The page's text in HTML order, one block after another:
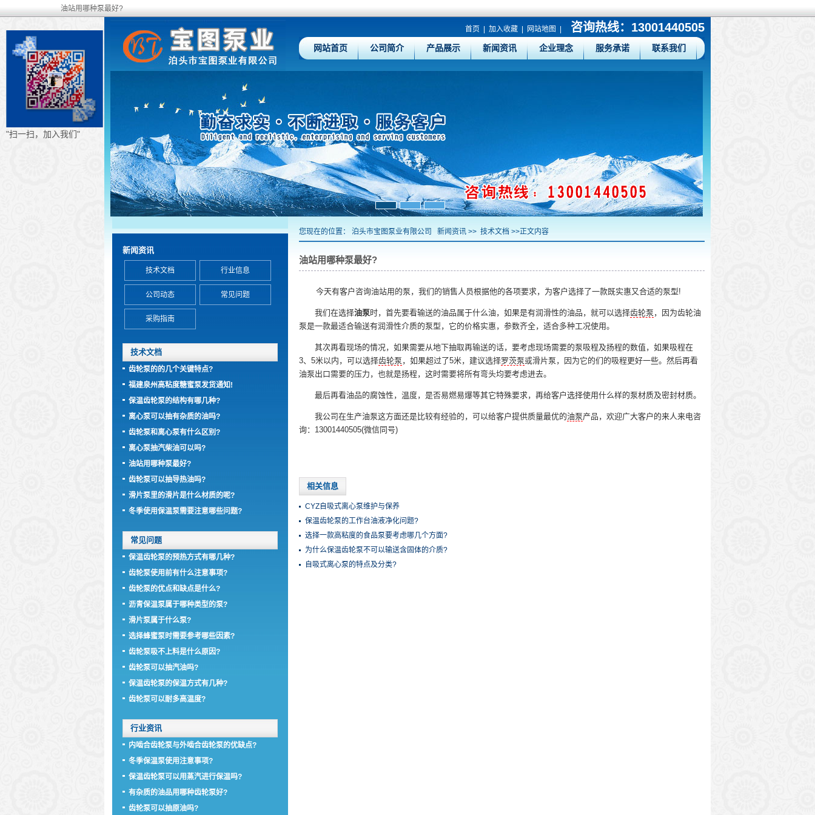
油站用哪种泵最好?
首页 加入收藏 网站地图 咨询热线：13001440505
网站首页 公司简介 产品展示 新闻资讯 企业理念 服务承诺 联系我们
您现在的位置： 泊头市宝图泵业有限公司 新闻资讯 >> 技术文档 >>正文内容
油站用哪种泵最好?
今天有客户咨询油站用的泵，我们的销售人员根据他的各项要求，为客户选择了一款既实惠又合适的泵型!
我们在选择油泵时，首先要看输送的油品属于什么油，如果是有润滑性的油品，就可以选择齿轮泵 ，因为齿轮油
泵是一款最适合输送有润滑性介质的泵型，它的价格实惠，参数齐全，适合多种工况使用。
其次再看现场的情况，如果需要从地下抽取再输送的话，要考虑现场需要的泵吸程及扬程的数值，如果吸程在
3、5米以内，可以选择齿轮泵 ，如果超过了5米，建议选择罗茨泵或滑片泵，因为它的们的吸程更好一些。然后再看
油泵出口需要的压力，也就是扬程，这时需要将所有弯头均要考虑进去。
最后再看油品的腐蚀性，温度，是否易燃易爆等其它特殊要求，再给客户选择使用什么样的泵材质及密封材质。
我公司在生产油泵这方面还是比较有经验的，可以给客户提供质量最优的油泵产品，欢迎广大客户的来人来电咨
询：13001440505(微信同号)
相关信息
CYZ自吸式离心泵维护与保养
保温齿轮泵的工作台油液净化问题?
选择一款高粘度的食品泵要考虑哪几个方面?
为什么保温齿轮泵不可以输送含固体的介质?
自吸式离心泵的特点及分类?
新闻资讯
技术文档 行业信息
公司动态 常见问题
采购指南
技术文档
齿轮泵的的几个关键特点?
福建泉州高粘度糖蜜泵发货通知!
保温齿轮泵的结构有哪几种?
离心泵可以抽有杂质的油吗?
齿轮泵和离心泵有什么区别?
离心泵抽汽柴油可以吗?
油站用哪种泵最好?
齿轮泵可以抽导热油吗?
滑片泵里的滑片是什么材质的呢?
冬季使用保温泵需要注意哪些问题?
常见问题
保温齿轮泵的预热方式有哪几种?
齿轮泵使用前有什么注意事项?
齿轮泵的优点和缺点是什么?
沥青保温泵属于哪种类型的泵?
滑片泵属于什么泵?
选择蜂蜜泵时需要参考哪些因素?
齿轮泵吸不上料是什么原因?
齿轮泵可以抽汽油吗?
保温齿轮泵的保温方式有几种?
齿轮泵可以耐多高温度?
行业资讯
内啮合齿轮泵与外啮合齿轮泵的优缺点?
冬季保温泵使用注意事项?
保温齿轮泵可以用蒸汽进行保温吗?
有杂质的油品用哪种齿轮泵好?
齿轮泵可以抽原油吗?
"扫一扫，加入我们"